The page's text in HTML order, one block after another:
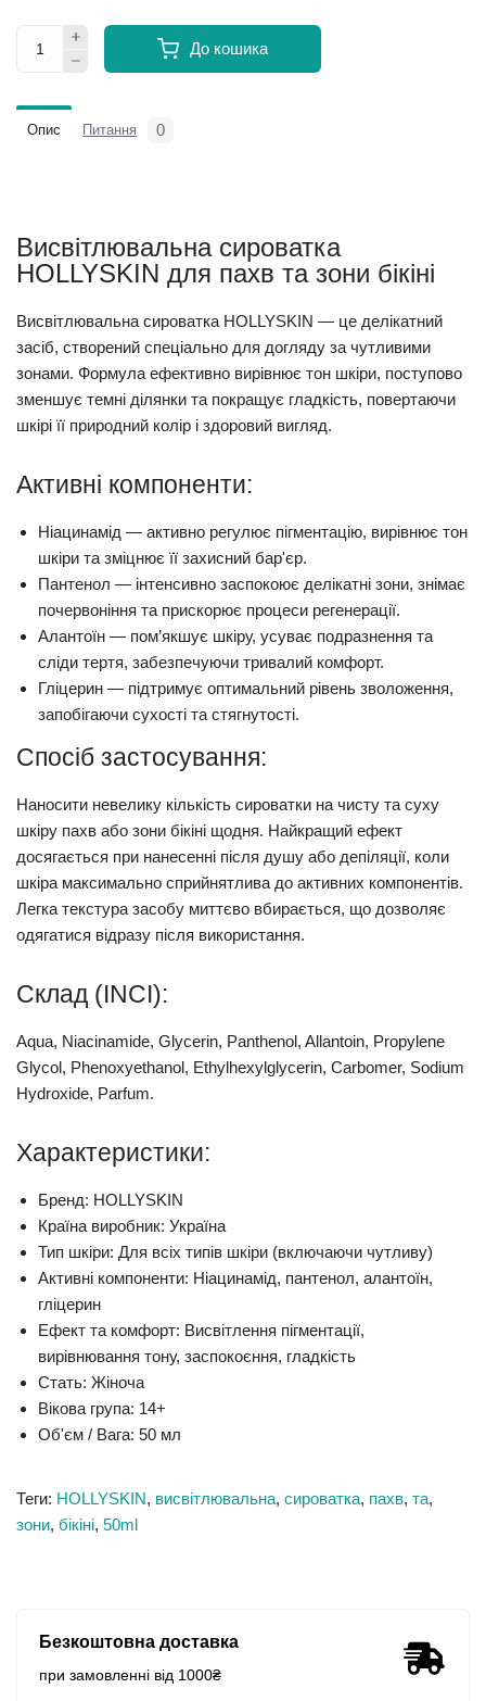
До кошика
Опис Питання 0
Висвітлювальна сироватка
HOLLYSKIN для пахв та зони бікіні
Висвітлювальна сироватка HOLLYSKIN — це делікатний
засіб, створений спеціально для догляду за чутливими
зонами. Формула ефективно вирівнює тон шкіри, поступово
зменшує темні ділянки та покращує гладкість, повертаючи
шкірі її природний колір і здоровий вигляд.
Активні компоненти:
Ніацинамід — активно регулює пігментацію, вирівнює тон
шкіри та зміцнює її захисний бар'єр.
Пантенол — інтенсивно заспокоює делікатні зони, знімає
почервоніння та прискорює процеси регенерації.
Алантоїн — пом’якшує шкіру, усуває подразнення та
сліди тертя, забезпечуючи тривалий комфорт.
Гліцерин — підтримує оптимальний рівень зволоження,
запобігаючи сухості та стягнутості.
Спосіб застосування:
Наносити невелику кількість сироватки на чисту та суху
шкіру пахв або зони бікіні щодня. Найкращий ефект
досягається при нанесенні після душу або депіляції, коли
шкіра максимально сприйнятлива до активних компонентів.
Легка текстура засобу миттєво вбирається, що дозволяє
одягатися відразу після використання.
Склад (INCI):
Aqua, Niacinamide, Glycerin, Panthenol, Allantoin, Propylene
Glycol, Phenoxyethanol, Ethylhexylglycerin, Carbomer, Sodium
Hydroxide, Parfum.
Характеристики:
Бренд: HOLLYSKIN
Країна виробник: Україна
Тип шкіри: Для всіх типів шкіри (включаючи чутливу)
Активні компоненти: Ніацинамід, пантенол, алантоїн,
гліцерин
Ефект та комфорт: Висвітлення пігментації,
вирівнювання тону, заспокоєння, гладкість
Стать: Жіноча
Вікова група: 14+
Об'єм / Вага: 50 мл
Теги: HOLLYSKIN, висвітлювальна, сироватка, пахв, та,
зони, бікіні, 50ml
Безкоштовна доставка
при замовленні від 1000₴